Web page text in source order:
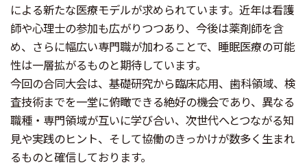
による新たな医療モデルが求められています。近年は看護
師や心理士の参加も広がりつつあり、今後は薬剤師を含
め、さらに幅広い専門職が加わることで、睡眠医療の可能
性は一層拡がるものと期待しています。
今回の合同大会は、基礎研究から臨床応用、歯科領域、検
査技術までを一堂に俯瞰できる絶好の機会であり、異なる
職種・専門領域が互いに学び合い、次世代へとつながる知
見や実践のヒント、そして協働のきっかけが数多く生まれ
るものと確信しております。